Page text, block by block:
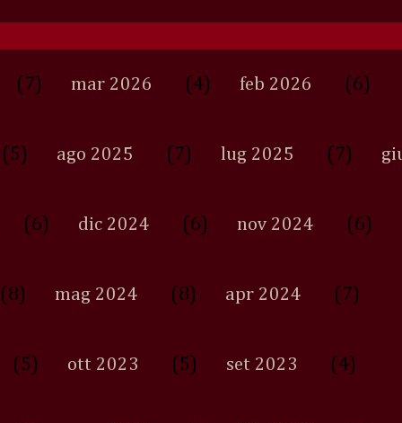
(7) mar 2026 (4) feb 2026 (6)
(5) ago 2025 (7) lug 2025 (7)
(6) dic 2024 (6) nov 2024 (6)
(8) mag 2024 (8) apr 2024 (7)
(5) ott 2023 (5) set 2023 (4)